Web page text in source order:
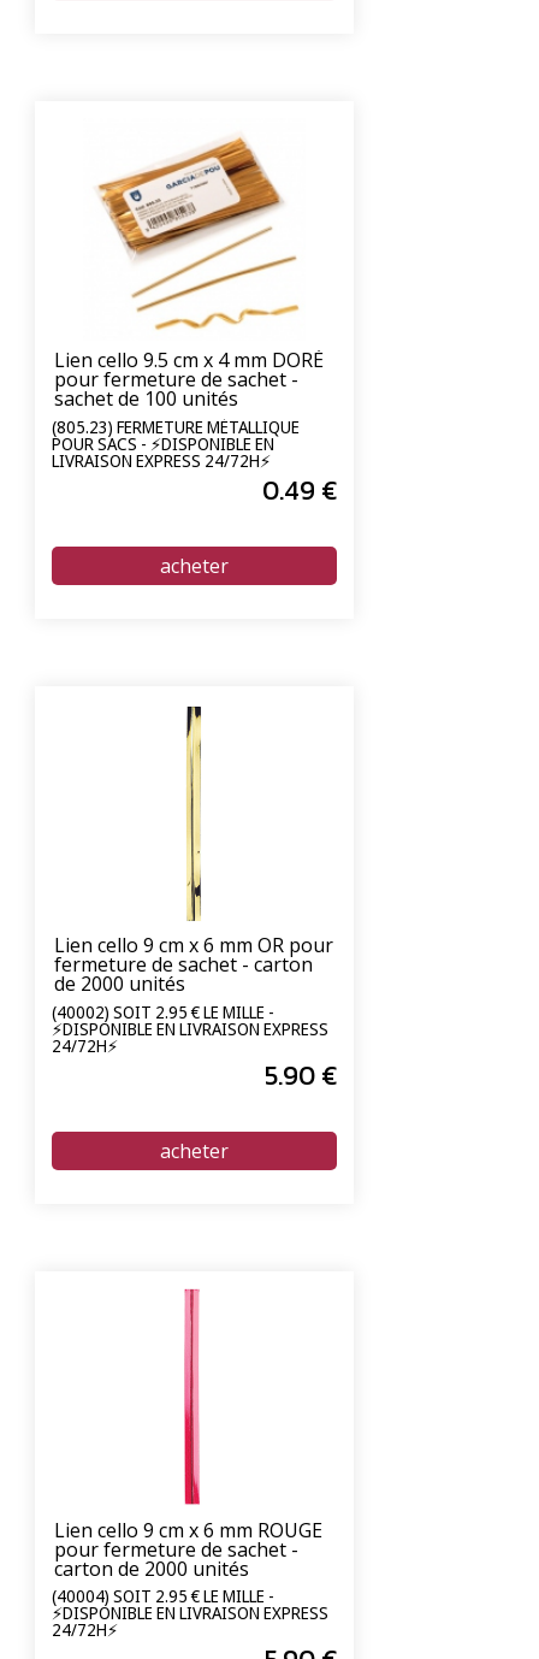
Lien cello 9.5 cm x 4 mm DORÉ
pour fermeture de sachet -
sachet de 100 unités
(805.23) FERMETURE MÉTALLIQUE
POUR SACS - ⚡DISPONIBLE EN
LIVRAISON EXPRESS 24/72H⚡
0.49 €
Lien cello 9 cm x 6 mm OR pour
fermeture de sachet - carton
de 2000 unités
(40002) SOIT 2.95 € LE MILLE -
⚡DISPONIBLE EN LIVRAISON EXPRESS
24/72H⚡
5.90€
Lien cello 9 cm x 6 mm ROUGE
pour fermeture de sachet -
carton de 2000 unités
(40004) SOIT 2.95 € LE MILLE -
⚡DISPONIBLE EN LIVRAISON EXPRESS
24/72H⚡